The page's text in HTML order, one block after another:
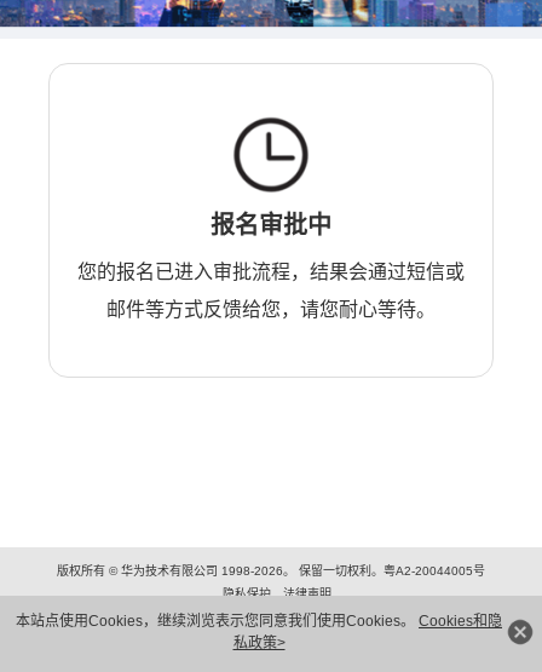
本站点使用Cookies，继续浏览表示您同意我们使用Cookies。 Cookies和隐
私政策>
报名审批中
您的报名已进入审批流程，结果会通过短信或
邮件等方式反馈给您，请您耐心等待。
版权所有 © 华为技术有限公司 1998-2026。 保留一切权利。粤A2-20044005号
隐私保护
法律声明